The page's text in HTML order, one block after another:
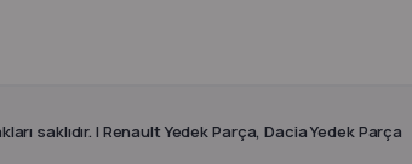
saklıdır. | Renault Yedek Parça, Dacia Yedek Parça